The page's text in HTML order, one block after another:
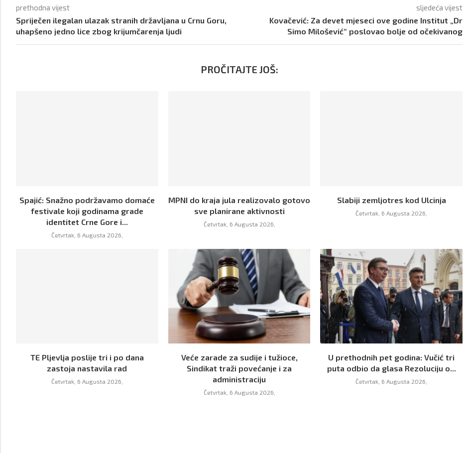
prethodna vijest
Spriječen ilegalan ulazak stranih državljana u Crnu Goru,
uhapšeno jedno lice zbog krijumčarenja ljudi
sljedeća vijest
Kovačević: Za devet mjeseci ove godine Institut „Dr
Simo Milošević“ poslovao bolje od očekivanog
PROČITAJTE JOŠ:
Spajić: Snažno podržavamo domaće
festivale koji godinama grade
identitet Crne Gore i...
Četvrtak, 6 Augusta 2026,
MPNI do kraja jula realizovalo gotovo
sve planirane aktivnosti
Četvrtak, 6 Augusta 2026,
Slabiji zemljotres kod Ulcinja
Četvrtak, 6 Augusta 2026,
TE Pljevlja poslije tri i po dana
zastoja nastavila rad
Četvrtak, 6 Augusta 2026,
Veće zarade za sudije i tužioce,
Sindikat traži povećanje i za
administraciju
Četvrtak, 6 Augusta 2026,
U prethodnih pet godina: Vučić tri
puta odbio da glasa Rezoluciju o...
Četvrtak, 6 Augusta 2026,